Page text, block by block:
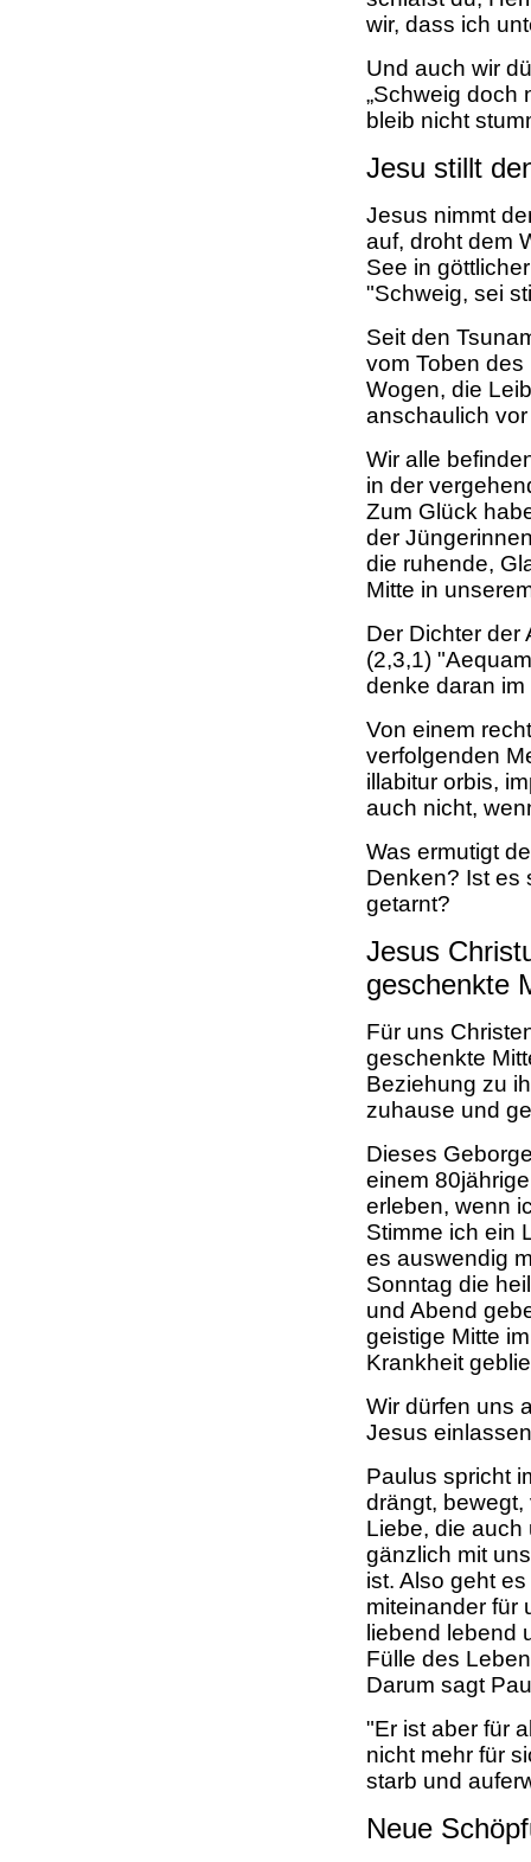
wir, dass ich
Und auch wir
„Schweig doch
bleib nicht
Jesu stillt
Jesus nimmt
auf, droht dem
See in
"Schweig, sei
Seit den
vom Toben
Wogen, die
anschaulich
Wir alle
in der
Zum Glück
der
die ruhende,
Mitte in
Der Dichter der
(2,3,1)
denke daran
Von einem
verfolgenden
illabitur orbis,
auch nicht,
Was ermutigt
Denken? Ist es
getarnt?
Jesus
geschenkte
Für uns
geschenkte
Beziehung zu
zuhause und
Dieses
einem
erleben, wenn
Stimme ich ein
es auswendig
Sonntag die
und Abend
geistige Mitte
Krankheit
Wir dürfen uns
Jesus
Paulus spricht
drängt,
Liebe, die auch
gänzlich mit
ist. Also geht
miteinander für
liebend lebend
Fülle des
Darum sagt
"Er ist aber für
nicht mehr für
starb und
Neue